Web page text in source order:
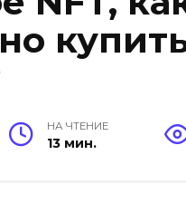
НА ЧТЕНИЕ
13 мин.